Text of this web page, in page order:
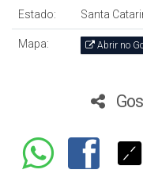
Estado: Santa
Mapa: Abrir no